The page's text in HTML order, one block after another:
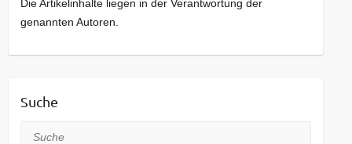
Die Artikelinhalte liegen in der Verantwortung der
genannten Autoren.
Suche
Suche